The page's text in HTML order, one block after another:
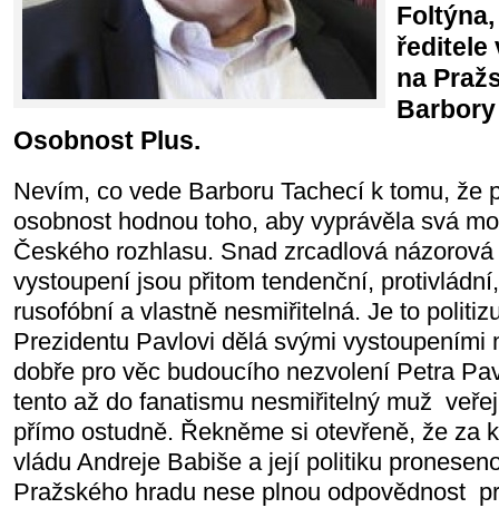
ředitele
na
Osobnost Plus.
Nevím, co vede Barboru Tachecí k tomu, že
osobnost hodnou toho, aby vyprávěla svá
Českého rozhlasu. Snad zrcadlová
vystoupení jsou přitom tendenční,
rusofóbní a vlastně nesmiřitelná. Je to
Prezidentu Pavlovi dělá svými vystoupeními
dobře pro věc budoucího nezvolení Petra
tento až do fanatismu nesmiřitelný muž
přímo ostudně. Řekněme si otevřeně, že za
vládu Andreje Babiše a její politiku
Pražského hradu nese plnou odpovědnost